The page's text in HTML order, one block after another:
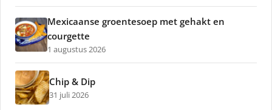
Mexicaanse groentesoep met gehakt en
courgette
1 augustus 2026
Chip & Dip
31 juli 2026